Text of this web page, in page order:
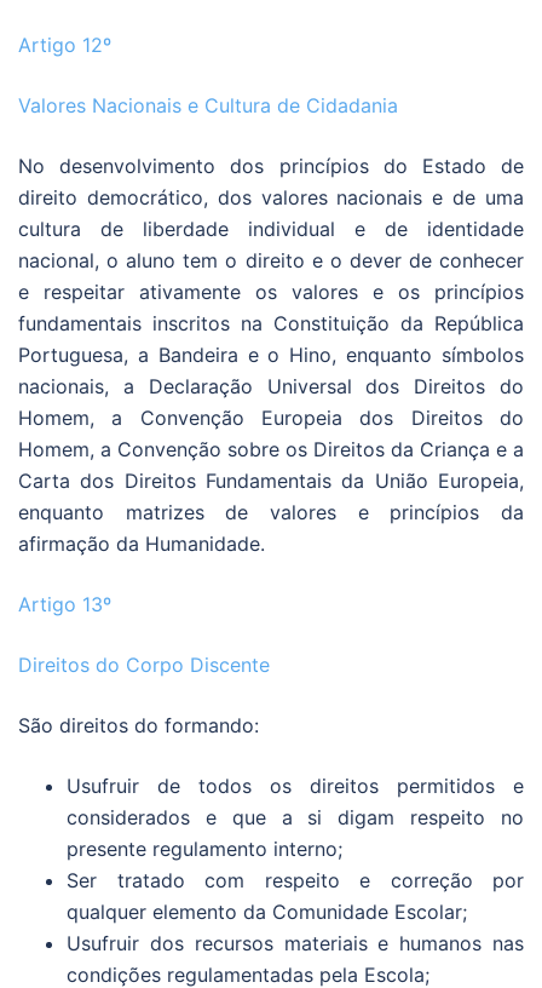
Artigo 12º
Valores Nacionais e Cultura de Cidadania
No desenvolvimento dos princípios do Estado de
direito democrático, dos valores nacionais e de uma
cultura de liberdade individual e de identidade
nacional, o aluno tem o direito e o dever de conhecer
e respeitar ativamente os valores e os princípios
fundamentais inscritos na Constituição da República
Portuguesa, a Bandeira e o Hino, enquanto símbolos
nacionais, a Declaração Universal dos Direitos do
Homem, a Convenção Europeia dos Direitos do
Homem, a Convenção sobre os Direitos da Criança e a
Carta dos Direitos Fundamentais da União Europeia,
enquanto matrizes de valores e princípios da
afirmação da Humanidade.
Artigo 13º
Direitos do Corpo Discente
São direitos do formando:
Usufruir de todos os direitos permitidos e
considerados e que a si digam respeito no
presente regulamento interno;
Ser tratado com respeito e correção por
qualquer elemento da Comunidade Escolar;
Usufruir dos recursos materiais e humanos nas
condições regulamentadas pela Escola;